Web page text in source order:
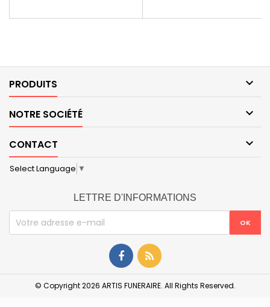
PRODUITS 
NOTRE SOCIÉTÉ 
CONTACT 
Select Language ▼
LETTRE D'INFORMATIONS
© Copyright 2026 ARTIS FUNERAIRE. All Rights Reserved.